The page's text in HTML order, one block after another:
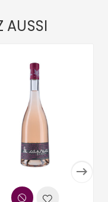
AUSSI
